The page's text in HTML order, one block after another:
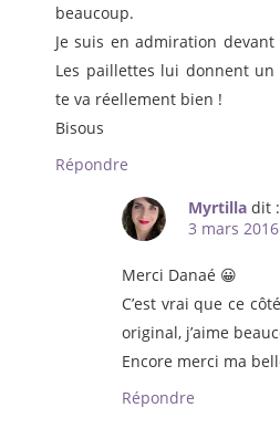
beaucoup.
Je suis en admiration
Les paillettes lui donnent
te va réellement bien !
Bisous
Répondre
Myrtilla dit :
3 mars
Merci Danaé 😀
C’est vrai que ce
original, j’aime
Encore merci ma
Répondre